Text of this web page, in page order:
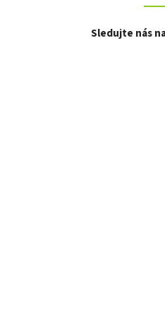
Sledujte nás